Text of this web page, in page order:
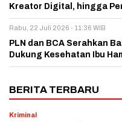
Kreator Digital, hingga
Rabu, 22 Juli 2026 - 11:36 WIB
PLN dan BCA Serahkan
Dukung Kesehatan Ibu
BERITA TERBARU
Kriminal